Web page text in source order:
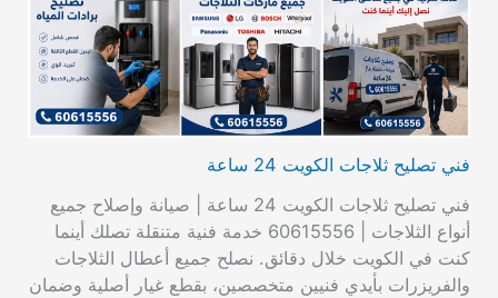
فني تصليح ثلاجات الكويت 24 ساعة
فني تصليح ثلاجات الكويت 24 ساعة | صيانة وإصلاح جميع
أنواع الثلاجات | 60615556 خدمة فنية متنقلة تصلك أينما
كنت في الكويت خلال دقائق. نصلح جميع أعطال الثلاجات
والفريزرات بأيدي فنيين متخصصين، بقطع غيار أصلية وضمان